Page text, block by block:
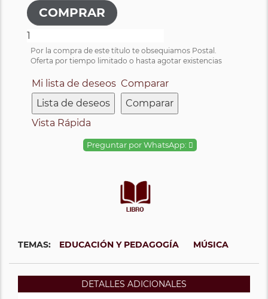
Por la compra de este título te obsequiamos Postal.
Oferta por tiempo limitado o hasta agotar existencias
Mi lista de deseos
Lista de deseos
Comparar
Comparar
Vista Rápida
Preguntar por WhatsApp:
TEMAS: EDUCACIÓN Y PEDAGOGÍA MÚSICA
DETALLES ADICIONALES